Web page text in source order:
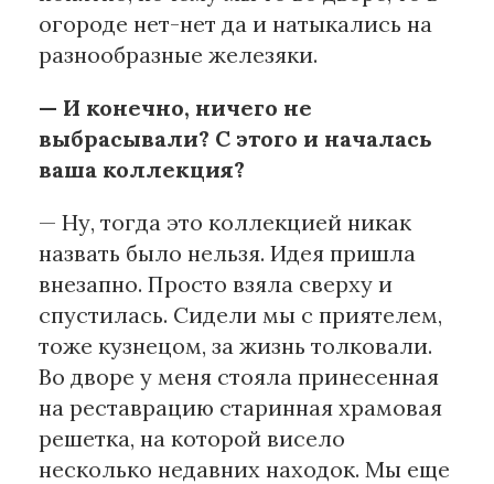
огороде нет-нет да и натыкались на
разнообразные железяки.
— И конечно, ничего не
выбрасывали? С этого и началась
ваша коллекция?
— Ну, тогда это коллекцией никак
назвать было нельзя. Идея пришла
внезапно. Просто взяла сверху и
спустилась. Сидели мы с приятелем,
тоже кузнецом, за жизнь толковали.
Во дворе у меня стояла принесенная
на реставрацию старинная храмовая
решетка, на которой висело
несколько недавних находок. Мы еще